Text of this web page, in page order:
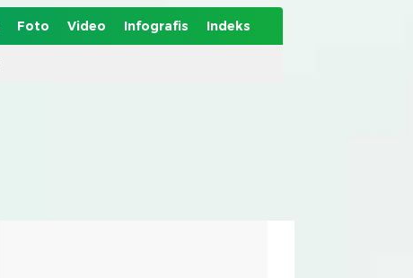
Foto Video Infografis Indeks